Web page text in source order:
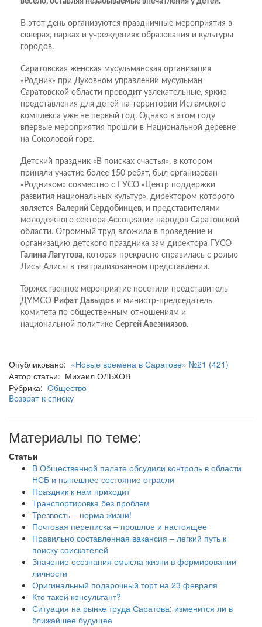
В этот день организуются праздничные мероприятия в
скверах, парках и учреждениях образования и культуры
городов.
Саратовская женская мусульманская организация
«Родник» при Духовном управлении мусульман
Саратовской области проводит увлекательные, яркие
представления для детей на территории Исламского
комплекса уже не первый год. Однако в этом году
впервые мероприятия прошли в Национальной деревне
на Соколовой горе.
Детский праздник «В поисках счастья», в котором
приняли участие более 150 ребят, был организован
«Родником» совместно с ГУСО «Центр поддержки
развития национальных культур», директором которого
является Валерий Сердобинцев, и представителями
молодежного сектора Ассоциации народов Саратовской
области. Огромный труд вложила в проведение и
организацию детского праздника зам директора ГУСО
Галина Лагутова, которая прекрасно справилась с ролью
Лисы Алисы в театрализованном представлении.
Торжественное мероприятие посетили представитель
ДУМСО Рифат Давыдов и министр-председатель
комитета по общественным отношениям и
национальной политике Сергей Авезниязов.
Опубликовано: «Новые времена в Саратове» №21 (421)
Автор статьи: Михаил ОЛЬХОВ
Рубрика: Общество
Возврат к списку
Материалы по теме:
Статьи
В Общественной палате обсудили контроль в области
НСБ и нынешнее состояние отрасли
Праздник к нам приходит
Транспортировка без проблем
Трезвость – норма жизни!
Почтовая переписка – прошлое и настоящее
Правильно составленная вакансия – легкий путь к
поиску соискателей
Значение осознания смысла жизни в формировании
личности
Оригинальный подарочный торт на 23 февраля
Кто такой консультант?
Ситуация на рынке труда Саратова: изменится ли в
ближайшее будущее